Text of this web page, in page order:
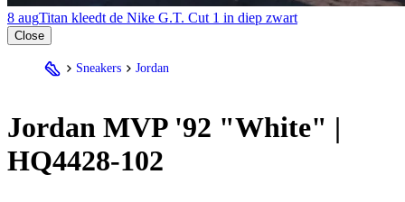
8 augTitan kleedt de Nike G.T. Cut 1 in diep zwart
Close
Sneakers Jordan
Jordan MVP '92 "White" |
HQ4428-102